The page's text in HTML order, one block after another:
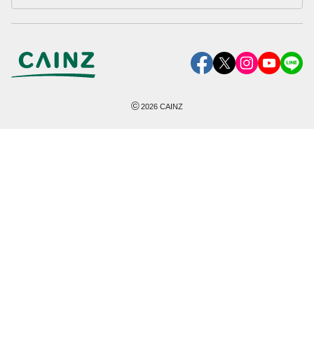
©2026 CAINZ